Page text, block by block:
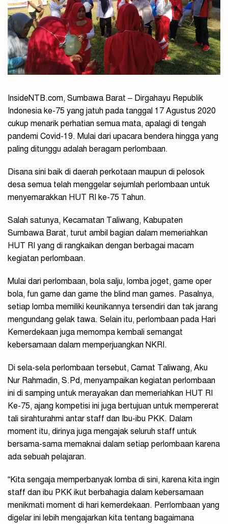
InsideNTB.com, Sumbawa Barat – Dirgahayu Republik
Indonesia ke-75 yang jatuh pada tanggal 17 Agustus 2020
cukup menarik perhatian semua mata, apalagi di tengah
pandemi Covid-19. Mulai dari upacara bendera hingga yang
paling ditunggu adalah beragam perlombaan.
Disana sini baik di daerah perkotaan maupun di pelosok
desa semua telah menggelar sejumlah perlombaan untuk
menyemarakkan HUT RI ke-75 Tahun.
Salah satunya, Kecamatan Taliwang, Kabupaten
Sumbawa Barat, turut ambil bagian dalam memeriahkan
HUT RI yang di rangkaikan dengan berbagai macam
kegiatan perlombaan.
Mulai dari perlombaan, bola salju, lomba joget, game oper
bola, fun game dan game the blind man games. Pasalnya,
setiap lomba memiliki keunikannya tersendiri dan tak jarang
mengundang gelak tawa. Selain itu, perlombaan pada Hari
Kemerdekaan juga memompa kembali semangat
kebersamaan dalam memperjuangkan NKRI.
Di sela-sela perlombaan tersebut, Camat Taliwang, Aku
Nur Rahmadin, S.Pd, menyampaikan kegiatan perlombaan
ini di samping untuk merayakan dan memeriahkan HUT RI
Ke-75, ajang kompetisi ini juga bertujuan untuk mempererat
tali sirahturahmi antar staff dan Ibu-ibu PKK. Dalam
moment itu, dirinya juga mengajak seluruh staff untuk
bersama-sama memaknai dalam setiap perlombaan karena
ada sebuah pelajaran.
“Kita sengaja memperbanyak lomba di sini, karena kita ingin
staff dan ibu PKK ikut berbahagia dalam kebersamaan
menikmati moment di hari kemerdekaan. Perrlombaan yang
digelar ini lebih mengajarkan kita tentang bagaimana